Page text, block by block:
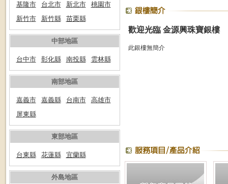
基隆市 台北市 新北市
桃園市
新竹市
新竹縣 苗栗縣
中部地區
台中市 彰化縣 南投縣 雲林縣
南部地區
嘉義市 嘉義縣 台南市
高雄市
屏東縣
東部地區
台東縣 花蓮縣 宜蘭縣
外島地區
歡迎光臨 金源興珠寶銀樓
此銀樓無簡介